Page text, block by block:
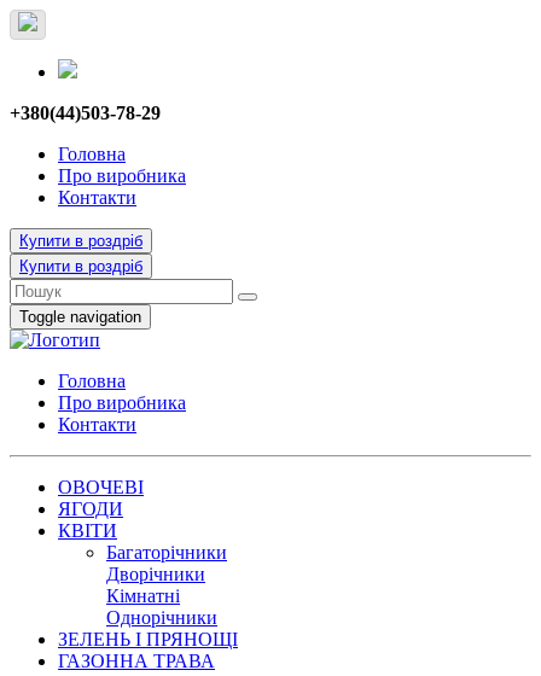
+380(44)503-78-29
Головна
Про виробника
Контакти
Купити в роздріб
Купити в роздріб
Toggle navigation
Головна
Про виробника
Контакти
ОВОЧЕВІ
ЯГОДИ
КВІТИ
Багаторічники
Дворічники
Кімнатні
Однорічники
ЗЕЛЕНЬ І ПРЯНОЩІ
ГАЗОННА ТРАВА